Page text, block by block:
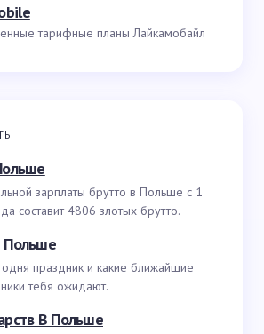
тарифные планы Лайкамобайл
зарплаты брутто в Польше с 1
составит 4806 злотых брутто.
Польше
праздник и какие ближайшие
тебя ожидают.
В Польше